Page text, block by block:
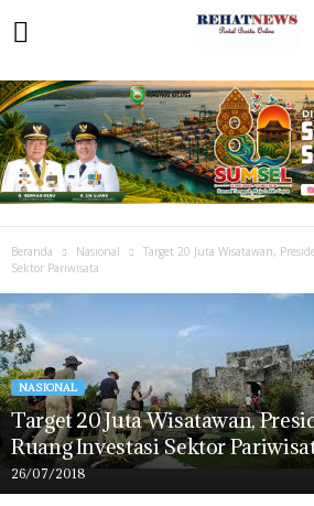
Beranda Nasional
Target 20 Juta Wisatawan,
Sektor Pariwisata
NASIONAL
Target 20 Juta Wisatawan,
Ruang Investasi Sektor
26/07/2018